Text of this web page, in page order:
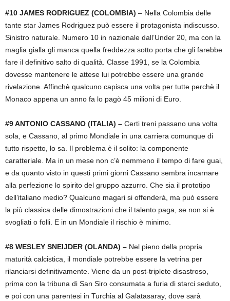
#10 JAMES RODRIGUEZ (COLOMBIA) – Nella Colombia delle
tante star James Rodriguez può essere il protagonista indiscusso.
Sinistro naturale. Numero 10 in nazionale dall’Under 20, ma con la
maglia gialla gli manca quella freddezza sotto porta che gli farebbe
fare il definitivo salto di qualità. Classe 1991, se la Colombia
dovesse mantenere le attese lui potrebbe essere una grande
rivelazione. Affinchè qualcuno capisca una volta per tutte perchè il
Monaco appena un anno fa lo pagò 45 milioni di Euro.
#9 ANTONIO CASSANO (ITALIA) – Certi treni passano una volta
sola, e Cassano, al primo Mondiale in una carriera comunque di
tutto rispetto, lo sa. Il problema è il solito: la componente
caratteriale. Ma in un mese non c’è nemmeno il tempo di fare guai,
e da quanto visto in questi primi giorni Cassano sembra incarnare
alla perfezione lo spirito del gruppo azzurro. Che sia il prototipo
dell’italiano medio? Qualcuno magari si offenderà, ma può essere
la più classica delle dimostrazioni che il talento paga, se non si è
svogliati o folli. E in un Mondiale il rischio è minimo.
#8 WESLEY SNEIJDER (OLANDA) – Nel pieno della propria
maturità calcistica, il mondiale potrebbe essere la vetrina per
rilanciarsi definitivamente. Viene da un post-triplete disastroso,
prima con la tribuna di San Siro consumata a furia di starci seduto,
e poi con una parentesi in Turchia al Galatasaray, dove sarà